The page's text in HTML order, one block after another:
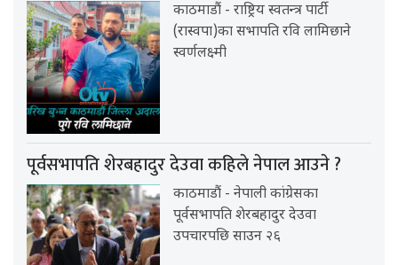
काठमाडौं - राष्ट्रिय स्वतन्त्र पार्टी
(रास्वपा)का सभापति रवि लामिछाने
स्वर्णलक्ष्मी
पूर्वसभापति शेरबहादुर देउवा कहिले नेपाल आउने ?
काठमाडौं - नेपाली कांग्रेसका
पूर्वसभापति शेरबहादुर देउवा
उपचारपछि साउन २६